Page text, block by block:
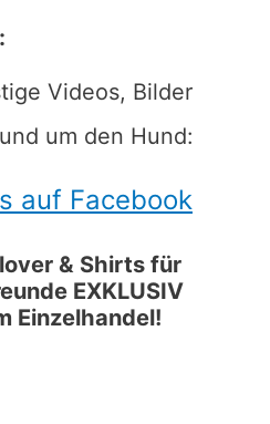
Videos, Bilder
um den Hund:
auf Facebook
& Shirts für
EXKLUSIV
Einzelhandel!